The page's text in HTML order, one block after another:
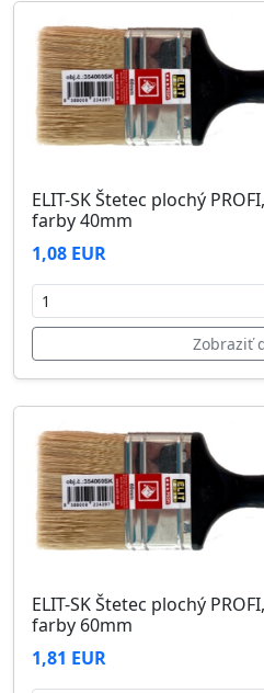
ELIT-SK Štetec plochý
farby 40mm
1,08 EUR
Zobraziť
ELIT-SK Štetec plochý
farby 60mm
1,81 EUR